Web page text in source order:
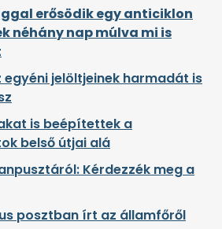
erősödik egy anticiklon
néhány nap múlva mi is
egyéni jelöltjeinek harmadát is
is beépítettek a
belső útjai alá
Kérdezzék meg a
posztban írt az államfőről